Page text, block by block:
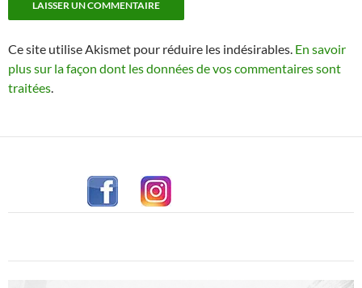
Ce site utilise Akismet pour réduire les indésirables. En savoir
plus sur la façon dont les données de vos commentaires sont
traitées.